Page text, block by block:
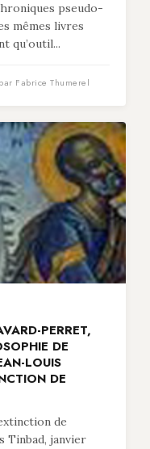
pseudo-
mêmes livres
qu’outil...
Fabrice Thumerel
PERRET,
DE
LOUIS
DE
de
Tinbad, janvier